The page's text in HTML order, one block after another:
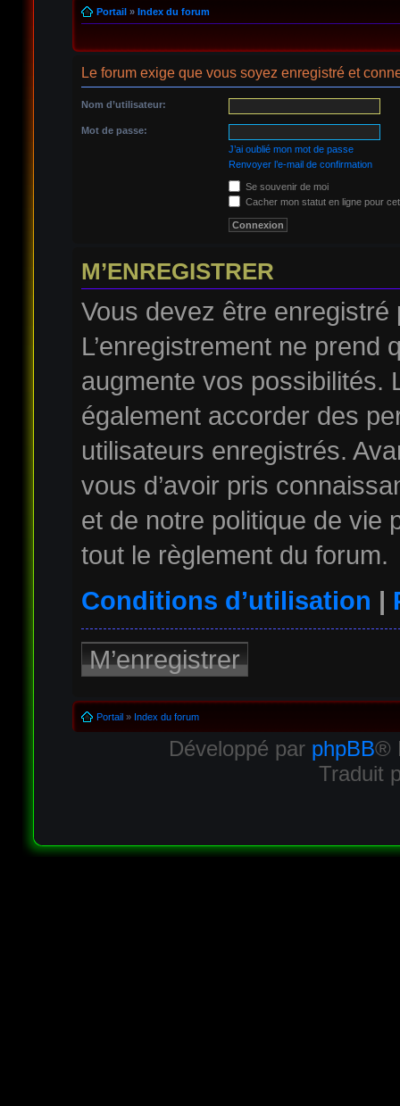
Portail» Index du forum
Le forum exige que vous soyez enregistré et
Nom d’utilisateur:
Mot de passe:
J’ai oublié mon mot de passe
Renvoyer l’e-mail de confirmation
Se souvenir de moi
Cacher mon statut en ligne pour
M’ENREGISTRER
Vous devez être
L’enregistrement ne prend
augmente vos possibilités.
également accorder des
utilisateurs enregistrés.
vous d’avoir pris
et de notre politique de vie
tout le règlement du forum.
Conditions d’utilisation |
M’enregistrer
Portail» Index du forum
Développé par phpBB®
Traduit